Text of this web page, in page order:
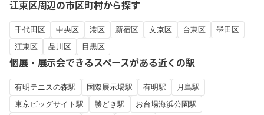
江東区周辺の市区町村から探す
千代田区 中央区 港区 新宿区 文京区 台東区
墨田区
江東区
品川区 目黒区
個展・展示会できるスペースがある近くの駅
有明テニスの森駅 国際展示場駅 有明駅
月島駅
東京ビッグサイト駅
勝どき駅
お台場海浜公園駅